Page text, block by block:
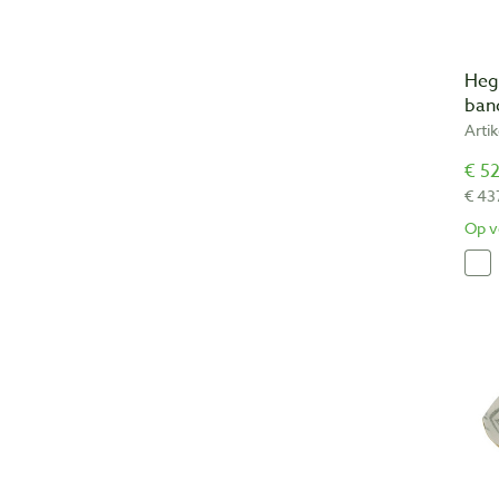
€
€
Op